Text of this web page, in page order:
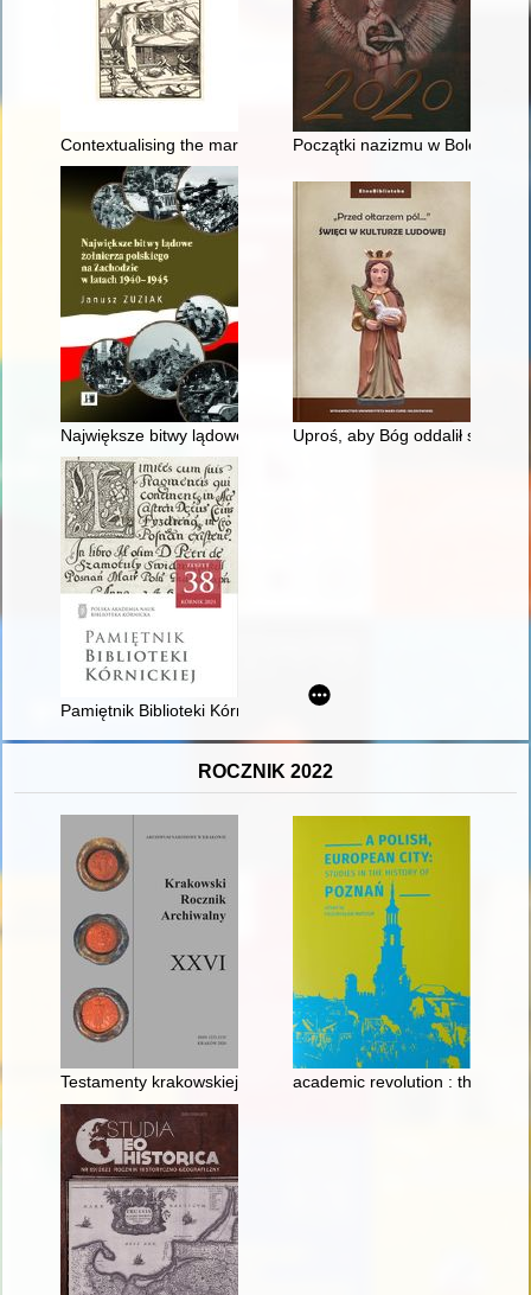
Contextualising the marriage of Bona Sforza to Sigismund I
Początki nazizmu w Bolesławcu
Największe bitwy lądowe żołnierza polskiego na Zachodzie w
Uproś, aby Bóg oddalił swe
Pamiętnik Biblioteki Kórnickiej. Z. 38 (2021)
ROCZNIK 2022
Testamenty krakowskiej rodziny Królików z XVII w. = 17th
academic revolution : the